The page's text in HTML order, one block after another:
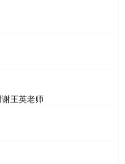
资格证书查询验证系统”已
可通过中国人事考试网“专
书查询验证系统”下载本人
网址：www.cpta.com.cn）
王英老师
讲义上分析书写的时候尽量